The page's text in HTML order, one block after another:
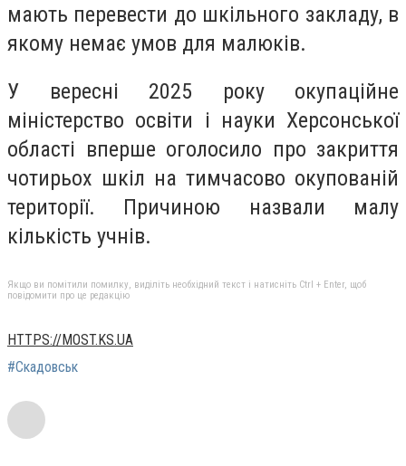
мають перевести до шкільного закладу, в
якому немає умов для малюків.
У вересні 2025 року окупаційне
міністерство освіти і науки Херсонської
області вперше оголосило про закриття
чотирьох шкіл на тимчасово окупованій
території. Причиною назвали малу
кількість учнів.
Якщо ви помітили помилку, виділіть необхідний текст і натисніть Ctrl + Enter, щоб
повідомити про це редакцію
HTTPS://MOST.KS.UA
#Скадовськ